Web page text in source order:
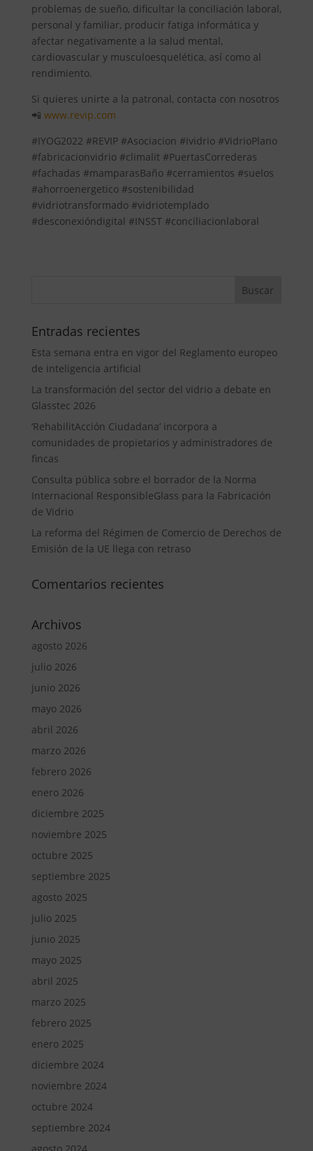
problemas de sueño, dificultar la conciliación laboral,
personal y familiar, producir fatiga informática y
afectar negativamente a la salud mental,
cardiovascular y musculoesquelética, así como al
rendimiento.
Si quieres unirte a la patronal, contacta con nosotros
📲 www.revip.com
#IYOG2022 #REVIP #Asociacion #ividrio #VidrioPlano
#fabricacionvidrio #climalit #PuertasCorrederas
#fachadas #mamparasBaño #cerramientos #suelos
#ahorroenergetico #sostenibilidad
#vidriotransformado #vidriotemplado
#desconexióndigital #INSST #conciliacionlaboral
Entradas recientes
Esta semana entra en vigor del Reglamento europeo
de inteligencia artificial
La transformación del sector del vidrio a debate en
Glasstec 2026
‘RehabilitAcción Ciudadana’ incorpora a
comunidades de propietarios y administradores de
fincas
Consulta pública sobre el borrador de la Norma
Internacional ResponsibleGlass para la Fabricación
de Vidrio
La reforma del Régimen de Comercio de Derechos de
Emisión de la UE llega con retraso
Comentarios recientes
Archivos
agosto 2026
julio 2026
junio 2026
mayo 2026
abril 2026
marzo 2026
febrero 2026
enero 2026
diciembre 2025
noviembre 2025
octubre 2025
septiembre 2025
agosto 2025
julio 2025
junio 2025
mayo 2025
abril 2025
marzo 2025
febrero 2025
enero 2025
diciembre 2024
noviembre 2024
octubre 2024
septiembre 2024